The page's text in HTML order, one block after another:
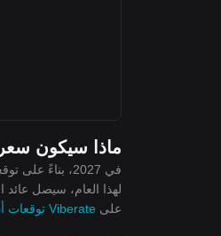
ماذا سيكون سعر VIB في 2027؟
على Viberate توقعات أسعار لعملتي 2026 و2027، لعام 2030-2050